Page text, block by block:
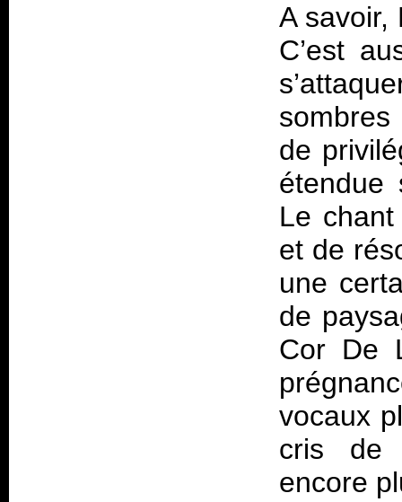
A savoir,
C’est
de
étendue
Le
et de
une
de
Cor De
vocaux
cris de